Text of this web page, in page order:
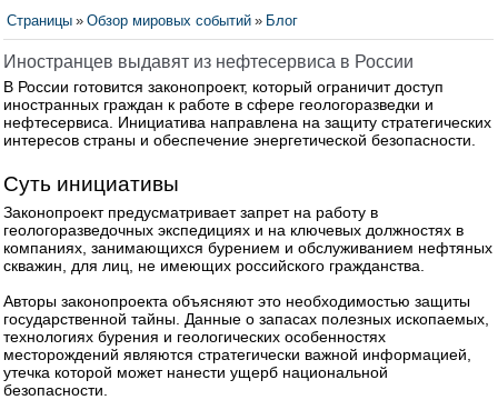
Страницы » Обзор мировых событий » Блог
Иностранцев выдавят из нефтесервиса в России
В России готовится законопроект, который ограничит доступ
иностранных граждан к работе в сфере геологоразведки и
нефтесервиса. Инициатива направлена на защиту стратегических
интересов страны и обеспечение энергетической безопасности.
Суть инициативы
Законопроект предусматривает запрет на работу в
геологоразведочных экспедициях и на ключевых должностях в
компаниях, занимающихся бурением и обслуживанием нефтяных
скважин, для лиц, не имеющих российского гражданства.
Авторы законопроекта объясняют это необходимостью защиты
государственной тайны. Данные о запасах полезных ископаемых,
технологиях бурения и геологических особенностях
месторождений являются стратегически важной информацией,
утечка которой может нанести ущерб национальной
безопасности.